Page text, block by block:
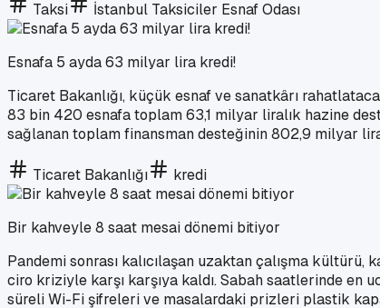
Taksi İstanbul Taksiciler Esnaf Odası
Esnafa 5 ayda 63 milyar lira kredi!
Ticaret Bakanlığı, küçük esnaf ve sanatkârı
83 bin 420 esnafa toplam 63,1 milyar liralık hazine
sağlanan toplam finansman desteğinin 802,9 milyar
Ticaret Bakanlığı kredi
Bir kahveyle 8 saat mesai dönemi bitiyor
Pandemi sonrası kalıcılaşan uzaktan çalışma
ciro kriziyle karşı karşıya kaldı. Sabah saatlerinde
süreli Wi-Fi şifreleri ve masalardaki prizleri plastik